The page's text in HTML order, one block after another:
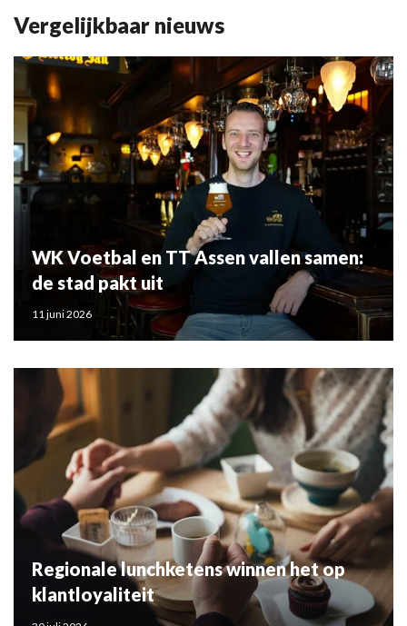
Vergelijkbaar nieuws
WK Voetbal en TT Assen vallen samen:
de stad pakt uit
11 juni 2026
Regionale lunchketens winnen het op
klantloyaliteit